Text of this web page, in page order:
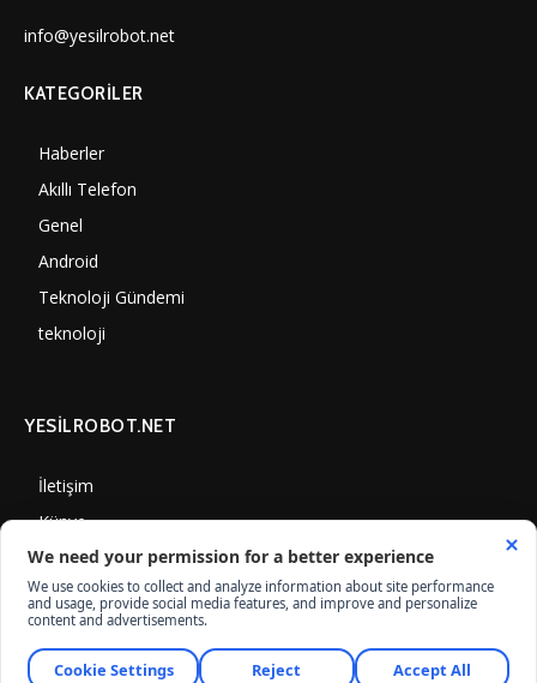
info@yesilrobot.net
KATEGORILER
Haberler
Akıllı Telefon
Genel
Android
Teknoloji Gündemi
teknoloji
YESİLROBOT.NET
İletişim
Künye
Gizlilik Politikası
Çerez Kullanımı